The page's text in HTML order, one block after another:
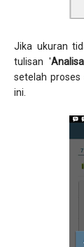
Jika ukuran
tulisan '
setelah
ini.